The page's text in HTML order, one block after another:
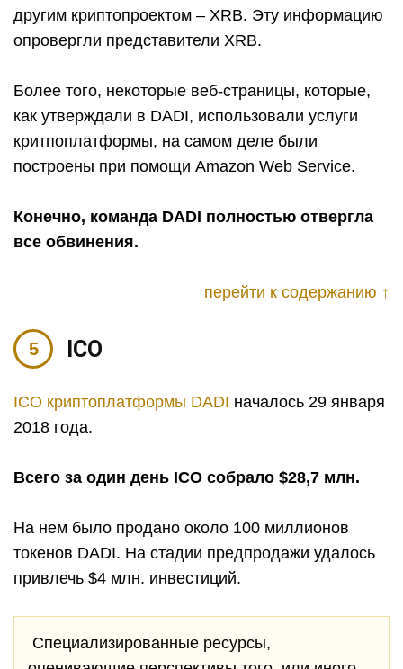
другим криптопроектом – XRB. Эту информацию
опровергли представители XRB.
Более того, некоторые веб-страницы, которые,
как утверждали в DADI, использовали услуги
критпоплатформы, на самом деле были
построены при помощи Amazon Web Service.
Конечно, команда DADI полностью отвергла
все обвинения.
перейти к содержанию ↑
ICO
ICO криптоплатформы DADI началось 29 января
2018 года.
Всего за один день ICO собрало $28,7 млн.
На нем было продано около 100 миллионов
токенов DADI. На стадии предпродажи удалось
привлечь $4 млн. инвестиций.
Специализированные ресурсы,